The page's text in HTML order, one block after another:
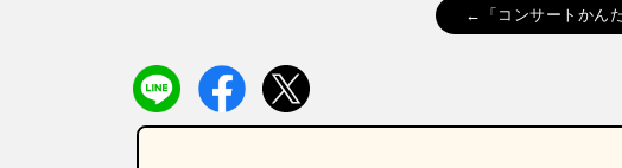
←「コンサートかん